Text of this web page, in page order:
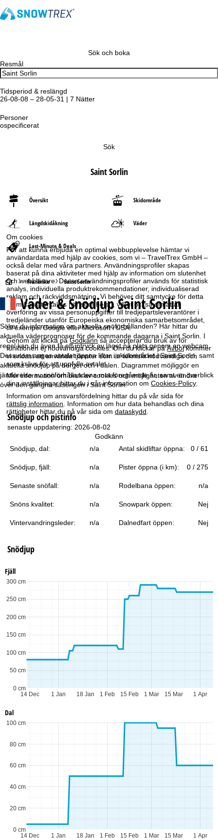
Om cookies
För att kunna erbjuda en optimal webbupplevelse hämtar vi
användardata med hjälp av cookies, som vi – TravelTrex GmbH –
också delar med våra partners. Användningsprofiler skapas
baserat på dina aktiviteter med hjälp av information om slutenhet
och webbläsare. Dessa användningsprofiler används för statistisk
analys, individuella produktrekommendationer, individualiserad
reklam och räckviddsmätning. Vi behöver ditt samtycke för detta
(som kan återkallas när som helst), vilket också omfattar
överföring av vissa personuppgifter till tredjepartsleverantörer i
tredjeländer utanför Europeiska ekonomiska samarbetsområdet,
till exempel Google eller Microsoft i USA.
Genom att klicka påGodkännså accepterar du bruk av för
funktionen ej nödvändiga cookies. Om du klickar påAvböjkommer
vi endast att använda tjänster som är tekniskt nödvändiga och
som krävs för att uppfylla avtalet.
Mer information om bruk av cookies och möjligheten av ändra
dina inställningar hittar du i vår information omCookies-Policy.
Information om ansvarsfördelning hittar du på vår sida för
rättslig information. Information om hur data behandlas och dina
rättigheter hittar du på vår sida omdataskydd.
Godkänn
Sök och boka
Resmål
Tidsperiod & reslängd
26-08-08 – 28-05-31 | 7 Nätter
Personer
ospecificerat
Sök
Saint Sorlin
Översikt Skidområde
Längdskidåkning Väder
Last-Minute & Deals
S
t
a
r
t
s
i
d
Frankrike Saint Sorlin
Väder & Snödjup Saint Sorlin
Söker du information om aktuella snöförhållanden? Här hittar du
aktuella väderprognoser för de kommande dagarna i Saint Sorlin. I
regel kan du även få ett intryck av läget på plats genom en webcam.
Dessutom anges antalet öppna liftar i skidområdet i Saint Sorlin, samt
aktuella snödjup på berget och i dalen. Diagrammet möjliggör en
jämförelse av snöförhållandena mot föregående år, samt en överblick
över den gångna säsongen i Saint Sorlin.
Snödjup och pistinfo
senaste uppdatering: 2026-08-02
Snödjup, dal: n/a Antal skidliftar öppna: 0 / 61
Snödjup, fjäll: n/a Pister öppna (i km): 0 / 275
Senaste snöfall: n/a Rodelbana öppen: n/a
Snöns kvalitet: n/a Snowpark öppen: Nej
Vintervandringsleder: n/a Dalnedfart öppen: Nej
Snödjup
Fjäll
1 Jan 1 Feb 1 Mar 1 Apr
14 Dec 18 Jan 15 Feb 15 Mar
0 cm
50 cm
100 cm
150 cm
200 cm
250 cm
300 cm
Dal
1 Jan 1 Feb 1 Mar 1 Apr
14 Dec 18 Jan 15 Feb 15 Mar
0 cm
20 cm
40 cm
60 cm
80 cm
100 cm